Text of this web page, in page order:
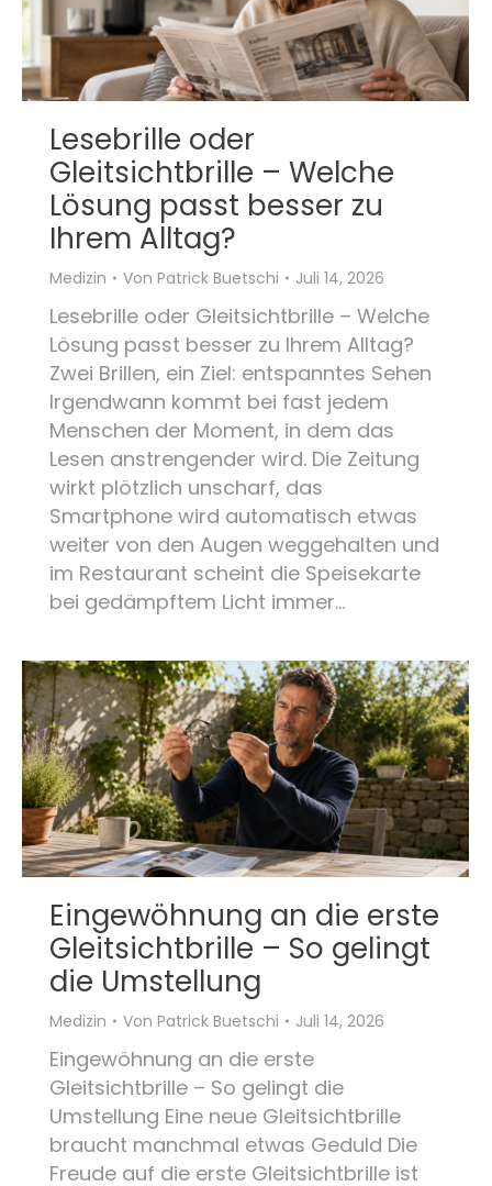
Lesebrille oder
Gleitsichtbrille – Welche
Lösung passt besser zu
Ihrem Alltag?
Medizin Von Patrick Buetschi Juli 14, 2026
Lesebrille oder Gleitsichtbrille – Welche
Lösung passt besser zu Ihrem Alltag?
Zwei Brillen, ein Ziel: entspanntes Sehen
Irgendwann kommt bei fast jedem
Menschen der Moment, in dem das
Lesen anstrengender wird. Die Zeitung
wirkt plötzlich unscharf, das
Smartphone wird automatisch etwas
weiter von den Augen weggehalten und
im Restaurant scheint die Speisekarte
bei gedämpftem Licht immer…
Eingewöhnung an die erste
Gleitsichtbrille – So gelingt
die Umstellung
Medizin Von Patrick Buetschi Juli 14, 2026
Eingewöhnung an die erste
Gleitsichtbrille – So gelingt die
Umstellung Eine neue Gleitsichtbrille
braucht manchmal etwas Geduld Die
Freude auf die erste Gleitsichtbrille ist